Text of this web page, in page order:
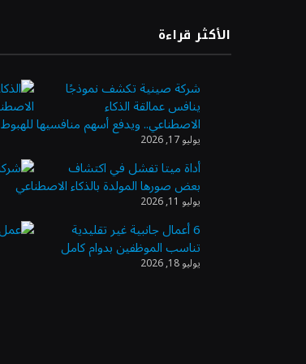
الأكثر قراءة
شركة صينية تكشف نموذجًا
ينافس عمالقة الذكاء
الاصطناعي.. ويدفع أسهم منافسيها للهبوط
يوليو 17, 2026
أداة ميتا تفشل في اكتشاف
بعض صورها المولدة بالذكاء الاصطناعي
يوليو 11, 2026
6 أعمال جانبية غير تقليدية
تناسب الموظفين بدوام كامل
يوليو 18, 2026